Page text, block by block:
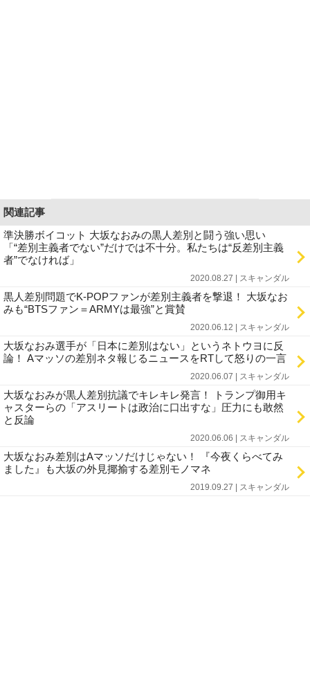
関連記事
準決勝ボイコット 大坂なおみの黒人差別と闘う強い思い
「“差別主義者でない”だけでは不十分。私たちは“反差別主義
者”でなければ」
2020.08.27 | スキャンダル
黒人差別問題でK-POPファンが差別主義者を撃退！ 大坂なお
みも“BTSファン＝ARMYは最強”と賞賛
2020.06.12 | スキャンダル
大坂なおみ選手が「日本に差別はない」というネトウヨに反
論！ Aマッソの差別ネタ報じるニュースをRTして怒りの一言
2020.06.07 | スキャンダル
大坂なおみが黒人差別抗議でキレキレ発言！ トランプ御用キ
ャスターらの「アスリートは政治に口出すな」圧力にも敢然
と反論
2020.06.06 | スキャンダル
大坂なおみ差別はAマッソだけじゃない！ 『今夜くらべてみ
ました』も大坂の外見揶揄する差別モノマネ
2019.09.27 | スキャンダル